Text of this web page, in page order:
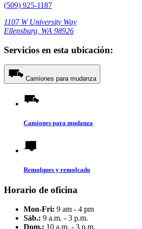
(509) 925-1187
1107 W University Way
Ellensburg, WA 98926
Servicios en esta ubicación:
Camiones para mudanza
Camiones para mudanza
Remolques y remolcado
Horario de oficina
Mon-Fri: 9 am - 4 pm
Sáb.: 9 a.m. - 3 p.m.
Dom.: 10 a.m. - 3 p.m.